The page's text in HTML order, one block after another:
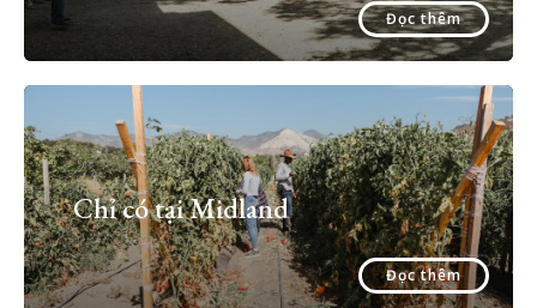
Đọc thêm
Chỉ có tại Midland
Đọc thêm